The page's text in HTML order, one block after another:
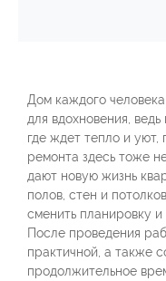
Дом каждого
для вдохновения, ведь
где ждет тепло и уют,
ремонта здесь тоже
дают новую жизнь
полов, стен и
сменить планировку
После проведения
практичной, а также
продолжительное